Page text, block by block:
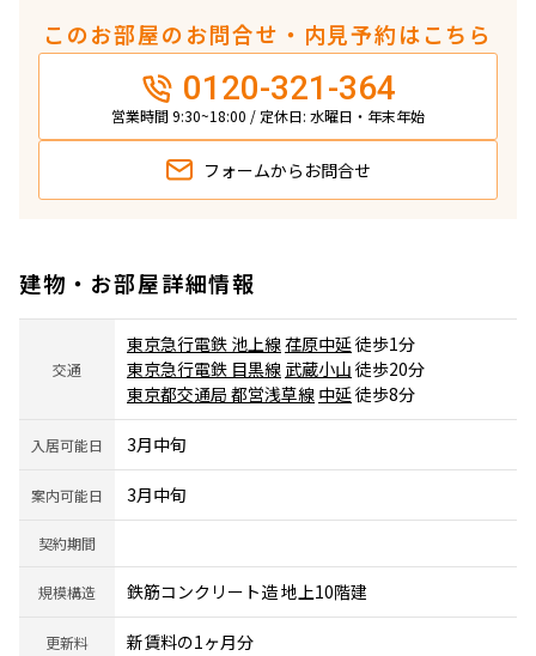
このお部屋のお問合せ・内見予約はこちら
0120-321-364
営業時間 9:30~18:00 / 定休日: 水曜日・年末年始
フォームから お問合せ
建物・お部屋詳細情報
交通
東京急行電鉄 池上線荏原中延徒歩1分
東京急行電鉄 目黒線 武蔵小山 徒歩20分
東京都交通局 都営浅草線 中延徒歩8分
入居可能日 3月中旬
案内可能日 3月中旬
契約期間
規模構造 鉄筋コンクリート造 地上10階建
更新料 新賃料の1ヶ月分